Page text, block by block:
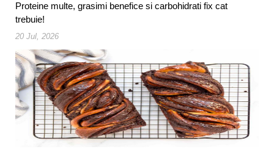
Proteine multe, grasimi benefice si carbohidrati fix cat
trebuie!
20 Jul, 2026